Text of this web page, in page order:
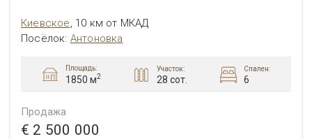
Киевское, 10 км от МКАД
Посёлок: Антоновка
Площадь:
1850 м2
Участок:
28 сот.
Спален:
6
Продажа
€ 2 500 000